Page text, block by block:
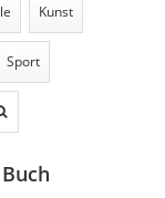
Kunst
Sport